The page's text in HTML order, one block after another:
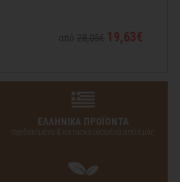
19,63€
ΕΛΛΗΝΙΚΑ ΠΡΟΪΟΝΤΑ
σχεδιασμένα & κατασκευασμένα από εμάς